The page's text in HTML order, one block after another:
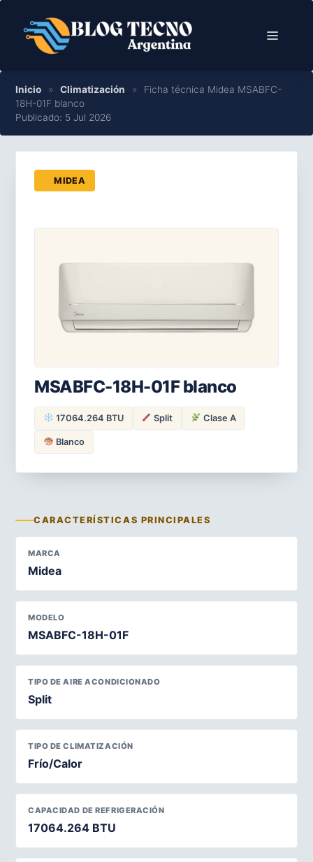
contenido
Menú
Inicio » Climatización »
Ficha técnica Midea MSABFC-
18H-01F blanco
Publicado: 5 Jul 2026
MIDEA
MSABFC-18H-01F blanco
17064.264 BTU Split Clase A
Blanco
CARACTERÍSTICAS PRINCIPALES
MARCA
Midea
MODELO
MSABFC-18H-01F
TIPO DE AIRE ACONDICIONADO
Split
TIPO DE CLIMATIZACIÓN
Frío/Calor
CAPACIDAD DE REFRIGERACIÓN
17064.264 BTU